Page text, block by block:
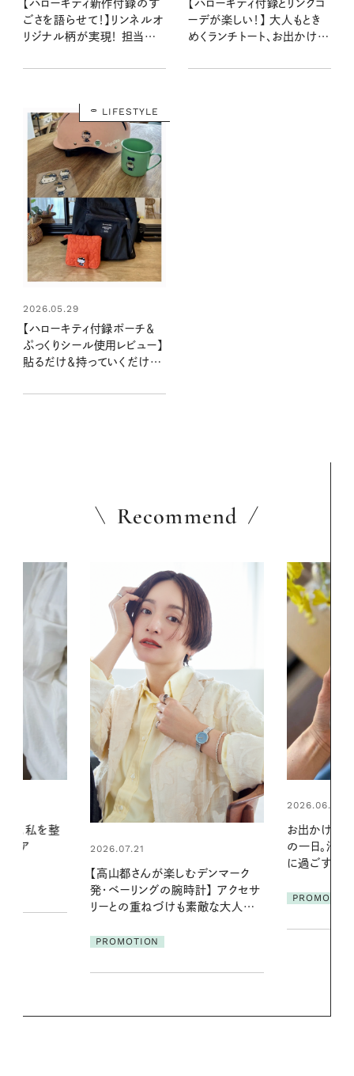
【ハローキティ新作付録のす
ごさを語らせて！】リンネルオ
リジナル柄が実現！ 担当編
わったポイント：次号予告
【ハローキティ付録とリンクコ
ーデが楽しい！】 大人もとき
めくランチトート、お出かけ時
LIFESTYLE
2026.05.29
【ハローキティ付録ポーチ＆
ぷっくりシール使用レビュー】
貼るだけ＆持っていくだけで
いい”で毎日にときめきを♥
Recommend
2026.06.01
の一日。汗ばむ季節を「ごきげん」
PROMOTION
2026.06.01
真夏に向け
やりジェルと
地よくうるお